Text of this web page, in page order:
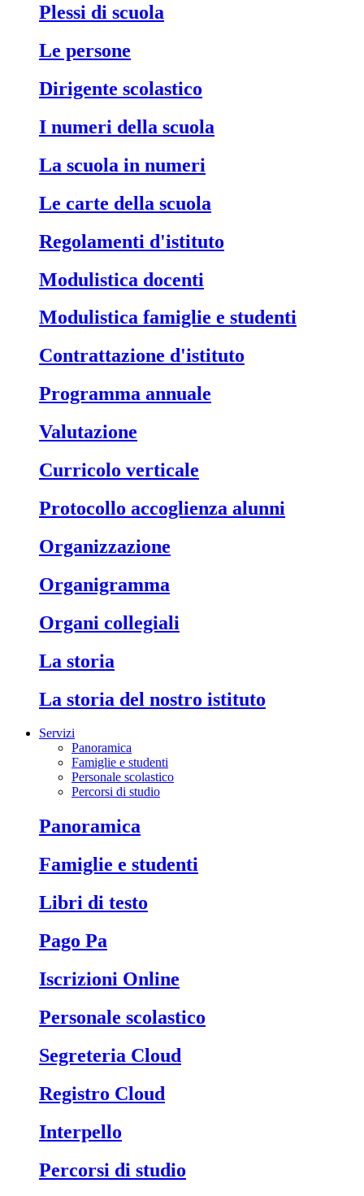
Plessi di scuola
Le persone
Dirigente scolastico
I numeri della scuola
La scuola in numeri
Le carte della scuola
Regolamenti d'istituto
Modulistica docenti
Modulistica famiglie e studenti
Contrattazione d'istituto
Programma annuale
Valutazione
Curricolo verticale
Protocollo accoglienza alunni
Organizzazione
Organigramma
Organi collegiali
La storia
La storia del nostro istituto
Servizi
Panoramica
Famiglie e studenti
Personale scolastico
Percorsi di studio
Panoramica
Famiglie e studenti
Libri di testo
Pago Pa
Iscrizioni Online
Personale scolastico
Segreteria Cloud
Registro Cloud
Interpello
Percorsi di studio